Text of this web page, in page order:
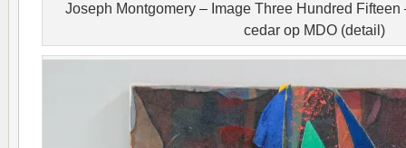
Joseph Montgomery – Image Three Hundred
cedar op MDO (detail)